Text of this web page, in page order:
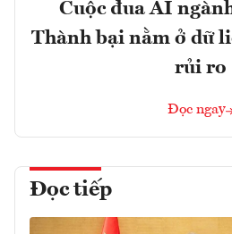
Cuộc đua AI
Thành bại nằm ở dữ
rủi ro
Đọc ngay
Đọc tiếp